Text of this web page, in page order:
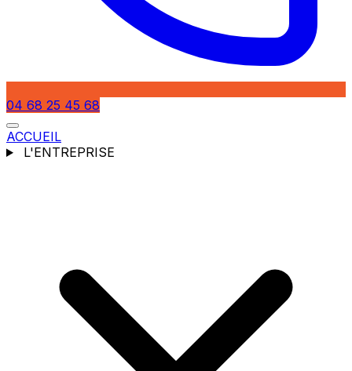
04 68 25 45 68
ACCUEIL
L'ENTREPRISE